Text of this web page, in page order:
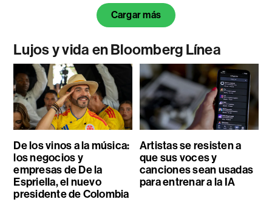
Cargar más
Lujos y vida en Bloomberg Línea
De los vinos a la música:
los negocios y
empresas de De la
Espriella, el nuevo
presidente de Colombia
Artistas se resisten a
que sus voces y
canciones sean usadas
para entrenar a la IA